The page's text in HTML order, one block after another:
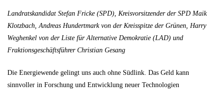
Landratskandidat Stefan Fricke (SPD), Kreisvorsitzender der SPD Maik
Klotzbach, Andreas Hundertmark von der Kreisspitze der Grünen, Harry
Weghenkel von der Liste für Alternative Demokratie (LAD) und
Fraktionsgeschäftsführer Christian Gesang
Die Energiewende gelingt uns auch ohne Südlink. Das Geld kann
sinnvoller in Forschung und Entwicklung neuer Technologien